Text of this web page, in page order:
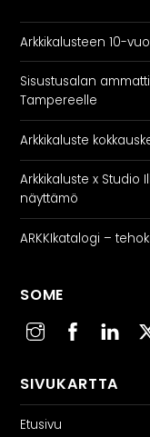
Arkkikalusteen 10-
Sisustusalan
Tampereelle
Arkkikaluste
Arkkikaluste x Studio
näyttämö
ARKKIkatalogi –
SOME
SIVUKARTTA
Etusivu